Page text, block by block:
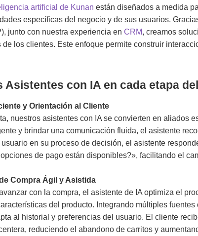
artificial de Kunan están diseñados a medida
específicas del negocio y de sus usuarios.
junto con nuestra experiencia en CRM, creamos
los clientes. Este enfoque permite construir
Asistentes con IA en cada etapa
y Orientación al Cliente
nuestros asistentes con IA se convierten en aliados
y brindar una comunicación fluida, el asistente
en su proceso de decisión, el asistente
de pago están disponibles?», facilitando el
Compra Ágil y Asistida
con la compra, el asistente de IA optimiza el
del producto. Integrando múltiples
al historial y preferencias del usuario. El cliente
reduciendo el abandono de carritos y